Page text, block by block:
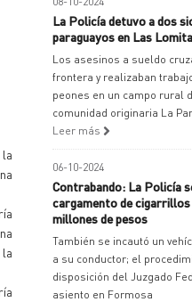
La Policía detuvo a dos
paraguayos en Las
Los asesinos a sueldo
frontera y realizaban
peones en un campo rural
comunidad originaria La
Leer más
06-10-2024
Contrabando: La Policía
cargamento de cigarrillos
millones de pesos
También se incautó un
a su conductor; el
disposición del Juzgado
asiento en Formosa